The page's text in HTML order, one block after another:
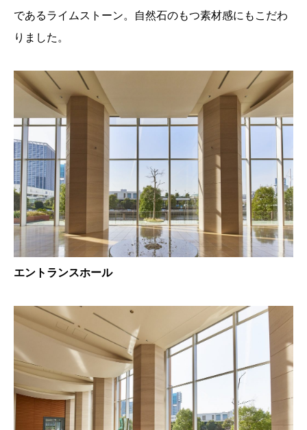
であるライムストーン。自然石のもつ素材感にもこだわ
りました。
エントランスホール